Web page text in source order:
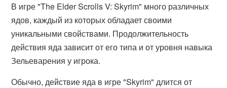
В игре "The Elder Scrolls V: Skyrim" много различных
ядов, каждый из которых обладает своими
уникальными свойствами. Продолжительность
действия яда зависит от его типа и от уровня навыка
Зельеварения у игрока.
Обычно, действие яда в игре "Skyrim" длится от